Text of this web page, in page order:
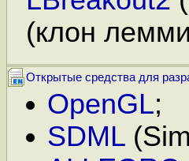
(клон
Открытые средства для
OpenGL;
SDML